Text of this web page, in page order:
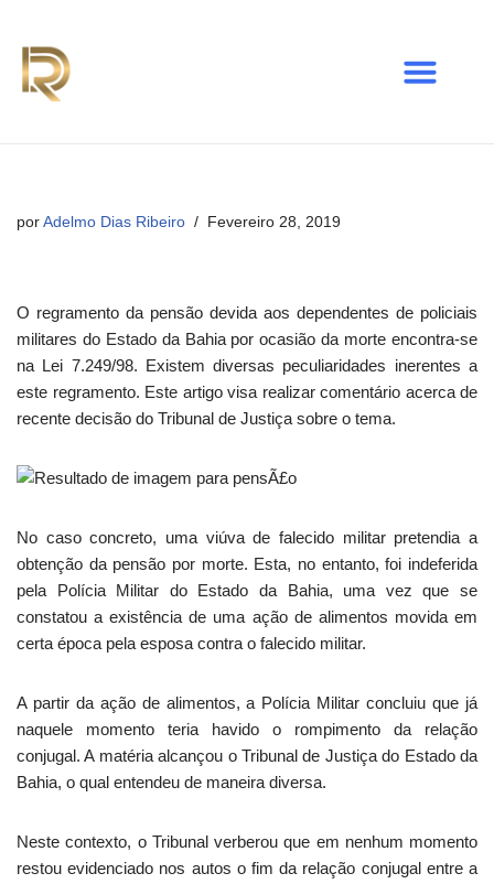
Avançar
para
por Adelmo Dias Ribeiro Fevereiro 28, 2019
O regramento da pensão devida aos dependentes de policiais
militares do Estado da Bahia por ocasião da morte encontra-se
na Lei 7.249/98. Existem diversas peculiaridades inerentes a
este regramento. Este artigo visa realizar comentário acerca de
recente decisão do Tribunal de Justiça sobre o tema.
No caso concreto, uma viúva de falecido militar pretendia a
obtenção da pensão por morte. Esta, no entanto, foi indeferida
pela Polícia Militar do Estado da Bahia, uma vez que se
constatou a existência de uma ação de alimentos movida em
certa época pela esposa contra o falecido militar.
A partir da ação de alimentos, a Polícia Militar concluiu que já
naquele momento teria havido o rompimento da relação
conjugal. A matéria alcançou o Tribunal de Justiça do Estado da
Bahia, o qual entendeu de maneira diversa.
Neste contexto, o Tribunal verberou que em nenhum momento
restou evidenciado nos autos o fim da relação conjugal entre a